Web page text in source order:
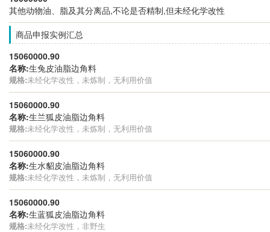
其他动物油、脂及其分离品,不论是否精制,但未经化学改性
商品申报实例汇总
15060000.90
名称:生兔皮油脂边角料
规格:未经化学改性，未炼制，无利用价值
15060000.90
名称:生兰狐皮油脂边角料
规格:未经化学改性，未炼制，无利用价值
15060000.90
名称:生水貂皮油脂边角料
规格:未经化学改性，未炼制，无利用价值
15060000.90
名称:生蓝狐皮油脂边角料
规格:未经化学改性，非野生